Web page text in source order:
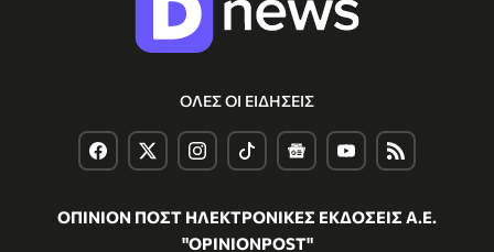
ΟΛΕΣ ΟΙ ΕΙΔΗΣΕΙΣ
ΟΠΙΝΙΟΝ ΠΟΣΤ ΗΛΕΚΤΡΟΝΙΚΕΣ ΕΚΔΟΣΕΙΣ Α.Ε.
"OPINIONPOST"